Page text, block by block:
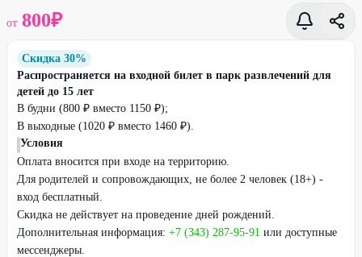
от 800₽
Скидка 30%
Распространяется на входной билет в парк развлечений для
детей до 15 лет
В будни (800 ₽ вместо 1150 ₽);
В выходные (1020 ₽ вместо 1460 ₽).
Условия
Оплата вносится при входе на территорию.
Для родителей и сопровождающих, не более 2 человек (18+) -
вход бесплатный.
Скидка не действует на проведение дней рождений.
Дополнительная информация: +7 (343) 287-95-91 или доступные
мессенджеры.